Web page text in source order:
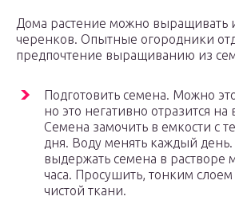
Дома растение можно выращивать
черенков. Опытные огородники
предпочтение выращиванию из
Подготовить семена. Можно
но это негативно отразится на
Семена замочить в емкости с
дня. Воду менять каждый день.
выдержать семена в растворе
часа. Просушить, тонким
чистой ткани.